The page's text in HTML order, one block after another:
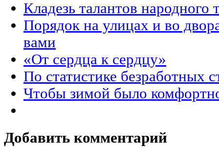
Кладезь талантов народного
Порядок на улицах и во
вами
«От сердца к сердцу»
По статистике безработных
Чтобы зимой было
Добавить комментарий